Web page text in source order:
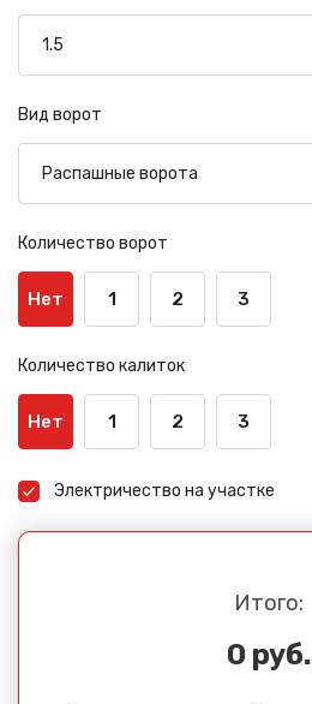
Вид ворот
Количество ворот
Нет 1 2 3
Количество калиток
Нет 1 2 3
Электричество на участке
Итого:
0 руб.